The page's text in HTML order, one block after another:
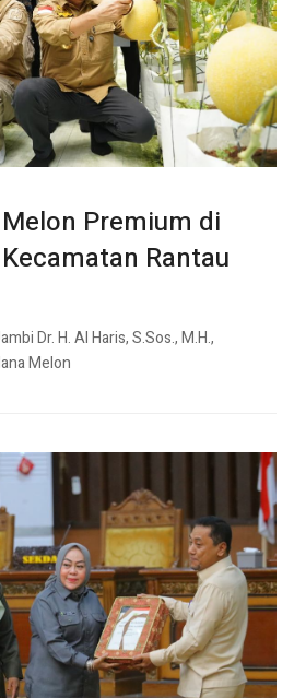
Premium di
Rantau
Dr. H. Al Haris, S.Sos., M.H.,
Melon